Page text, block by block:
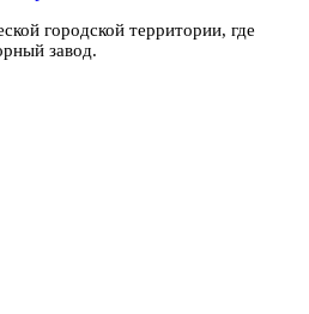
городской территории, где
завод.